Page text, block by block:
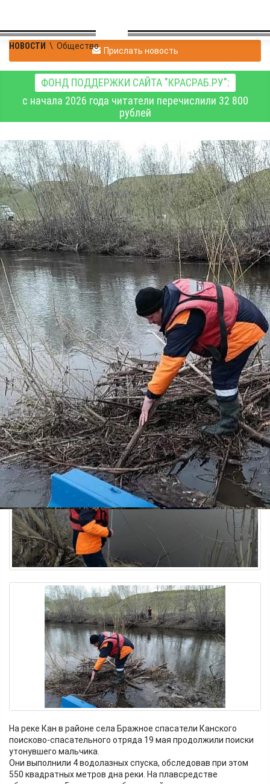
НОВОСТИ \ Общество Прислать новость
ФОНД ПОДДЕРЖКИ САЙТА "КРАСРАБ.РУ":
с начала 2026 года читатели перечислили 32 800
рублей
В Канском округе
продолжаются поиски
тела мальчика,
утонувшего 1 мая
Общество
20.05.2026 08:33329
На реке Кан в районе села Бражное спасатели Канского
поисково-спасательного отряда 19 мая продолжили поиски
утонувшего мальчика.
Они выполнили 4 водолазных спуска, обследовав при этом
550 квадратных метров дна реки. На плавсредстве